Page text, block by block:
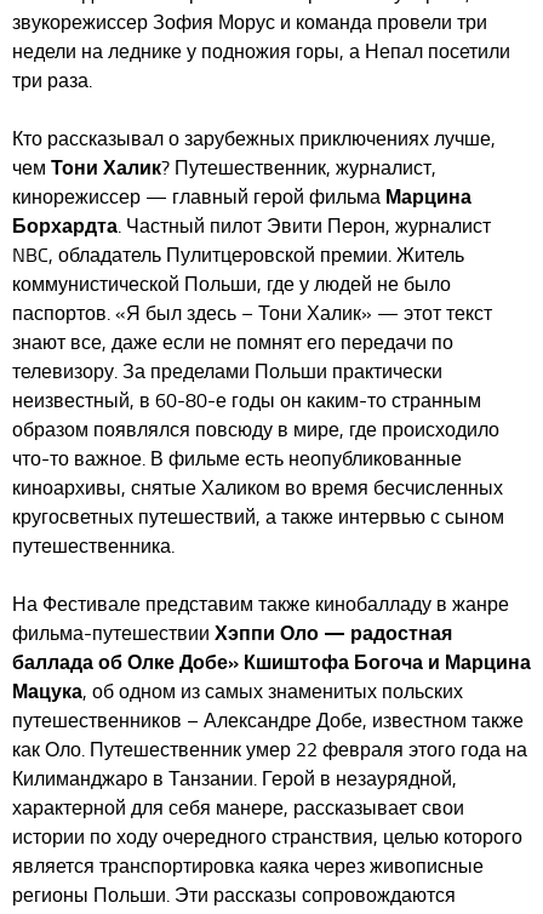
звукорежиссер Зофия Морус и команда провели три
недели на леднике у подножия горы, а Непал посетили
три раза.
Кто рассказывал о зарубежных приключениях лучше,
чем Тони Халик? Путешественник, журналист,
кинорежиссер — главный герой фильма Марцина
Борхардта. Частный пилот Эвити Перон, журналист
NBC, обладатель Пулитцеровской премии. Житель
коммунистической Польши, где у людей не было
паспортов. «Я был здесь – Тони Халик» — этот текст
знают все, даже если не помнят его передачи по
телевизору. За пределами Польши практически
неизвестный, в 60-80-е годы он каким-то странным
образом появлялся повсюду в мире, где происходило
что-то важное. В фильме есть неопубликованные
киноархивы, снятые Халиком во время бесчисленных
кругосветных путешествий, а также интервью с сыном
путешественника.
На Фестивале представим также кинобалладу в жанре
фильма-путешествии Хэппи Оло — радостная
баллада об Олке Добе» Кшиштофа Богоча и Марцина
Мацука, об одном из самых знаменитых польских
путешественников – Александре Добе, известном также
как Оло. Путешественник умер 22 февраля этого года на
Килиманджаро в Танзании. Герой в незаурядной,
характерной для себя манере, рассказывает свои
истории по ходу очередного странствия, целью которого
является транспортировка каяка через живописные
регионы Польши. Эти рассказы сопровождаются